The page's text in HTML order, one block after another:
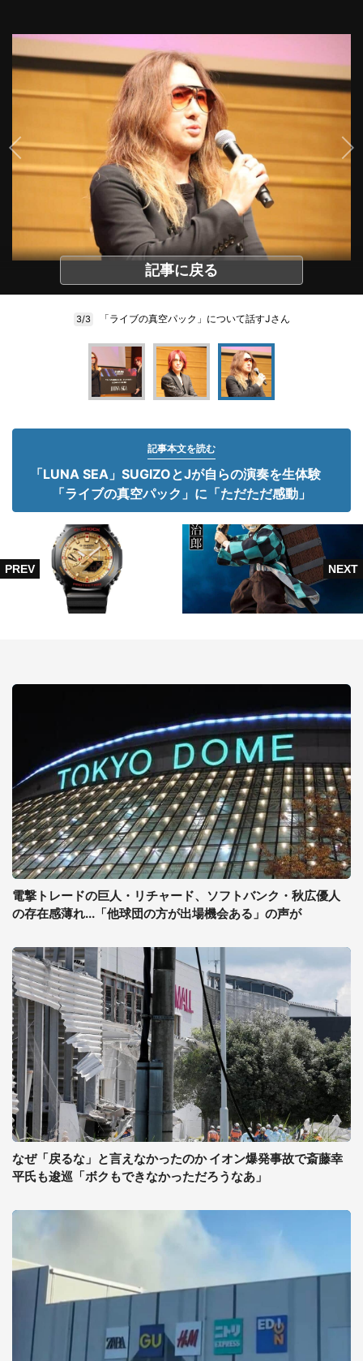
記事に戻る
3/3 「ライブの真空パック」について話すJさん
記事本文を読む
「LUNA SEA」SUGIZOとJが自らの演奏を生体験
「ライブの真空パック」に「ただただ感動」
電撃トレードの巨人・リチャード、ソフトバンク・秋広優人
の存在感薄れ...「他球団の方が出場機会ある」の声が
なぜ「戻るな」と言えなかったのか イオン爆発事故で斎藤幸
平氏も逡巡「ボクもできなかっただろうなあ」